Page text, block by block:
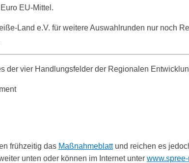
EU-Mittel.
Land e.V. für weitere Auswahlrunden nur noch
der vier Handlungsfelder der Regionalen
frühzeitig das Maßnahmeblattund reichen es
unten oder können im Internet unter